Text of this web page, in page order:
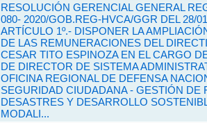
RESOLUCIÓN GERENCIAL GENERAL
080- 2020/GOB.REG-HVCA/GGR DEL 28/
ARTÍCULO 1º.- DISPONER LA
DE LAS REMUNERACIONES DEL
CESAR TITO ESPINOZA EN EL CARGO
DE DIRECTOR DE SISTEMA
OFICINA REGIONAL DE DEFENSA
SEGURIDAD CIUDADANA - GESTIÓN DE
DESASTRES Y DESARROLLO
MODALI...